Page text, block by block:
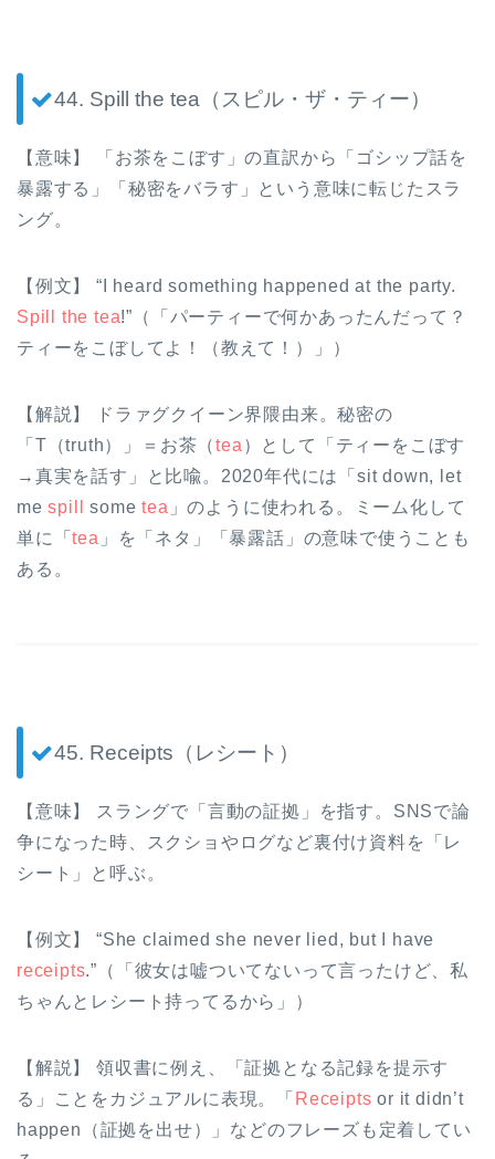
44. Spill the tea（スピル・ザ・ティー）
【意味】 「お茶をこぼす」の直訳から「ゴシップ話を
暴露する」「秘密をバラす」という意味に転じたスラ
ング。
【例文】 “I heard something happened at the party.
Spill the tea!”（「パーティーで何かあったんだって？
ティーをこぼしてよ！（教えて！）」）
【解説】 ドラァグクイーン界隈由来。秘密の
「T（truth）」＝お茶（tea ）として「ティーをこぼす
→真実を話す」と比喩。2020年代には「sit down, let
mespill sometea 」のように使われる。ミーム化して
単に「tea 」を「ネタ」「暴露話」の意味で使うことも
ある。
45. Receipts（レシート）
【意味】 スラングで「言動の証拠」を指す。SNSで論
争になった時、スクショやログなど裏付け資料を「レ
シート」と呼ぶ。
【例文】 “She claimed she never lied, but I have
receipts.”（「彼女は嘘ついてないって言ったけど、私
ちゃんとレシート持ってるから」）
【解説】 領収書に例え、「証拠となる記録を提示す
る」ことをカジュアルに表現。「 Receipts or it didn’t
happen（証拠を出せ）」などのフレーズも定着してい